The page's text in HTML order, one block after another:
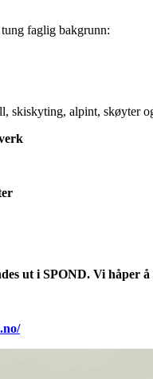
faglig bakgrunn:
skiskyting, alpint, skøyter
ut i SPOND. Vi håper å